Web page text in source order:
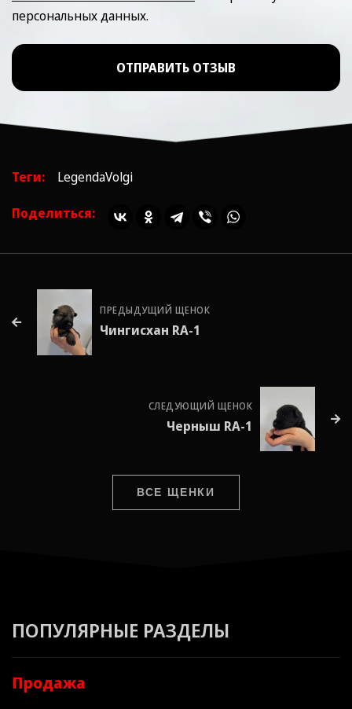
персональных данных.
ОТПРАВИТЬ ОТЗЫВ
Теги: LegendaVolgi
Поделиться:
ПРЕДЫДУЩИЙ ЩЕНОК
Чингисхан RA-1
СЛЕДУЮЩИЙ ЩЕНОК
Черныш RA-1
ВСЕ ЩЕНКИ
ПОПУЛЯРНЫЕ РАЗДЕЛЫ
Продажа